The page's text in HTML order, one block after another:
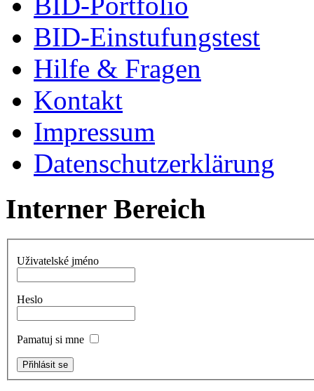
BID-Einstufungstest
Hilfe & Fragen
Kontakt
Impressum
Datenschutzerklärung
Interner Bereich
Uživatelské jméno
Heslo
Pamatuj si mne